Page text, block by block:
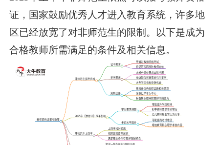
证，国家鼓励优秀人才进入教育系统，许多地
区已经放宽了对非师范生的限制。以下是成为
合格教师所需满足的条件及相关信息。